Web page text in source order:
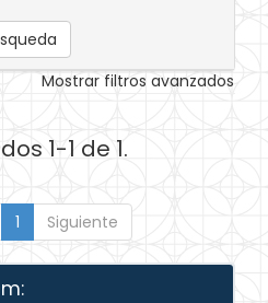
Mostrar filtros avanzados
1-1 de 1.
1 Siguiente